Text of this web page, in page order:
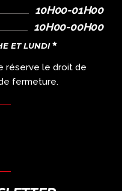
10H00-01H00
10H00-00H00
ET LUNDI
réserve le droit de
fermeture.